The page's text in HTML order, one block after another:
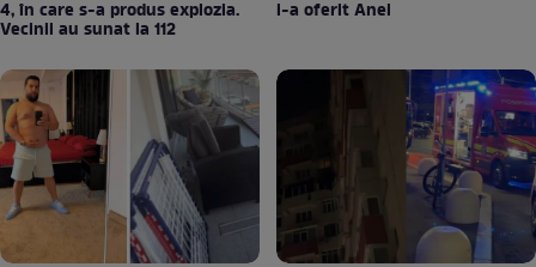
4, în care s-a produs explozia.
Vecinii au sunat la 112
i-a oferit Anei